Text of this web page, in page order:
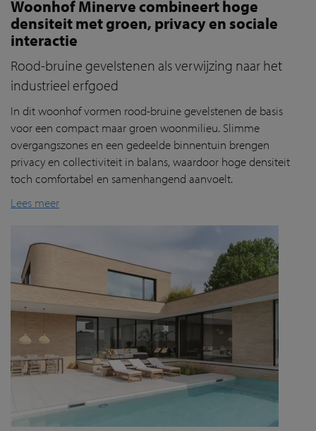
Woonhof Minerve combineert hoge
densiteit met groen, privacy en sociale
interactie
Rood-bruine gevelstenen als verwijzing naar het
industrieel erfgoed
In ditwoonhofvormen rood-bruinegevelstenen de basis
voor een compact maar groen woonmilieu. Slimme
overgangszones en een gedeelde binnentuin brengen
privacy en collectiviteit in balans, waardoor hoge densiteit
toch comfortabel en samenhangend aanvoelt.
Lees meer